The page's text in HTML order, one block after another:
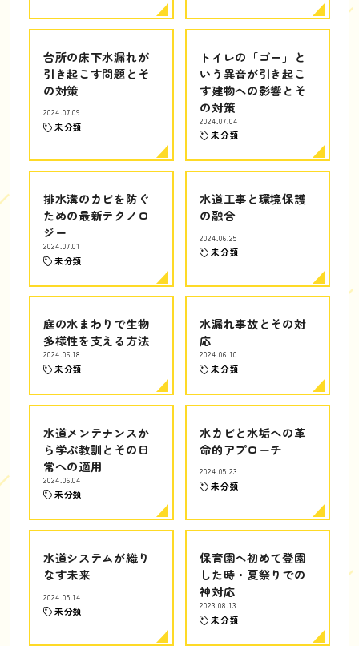
台所の床下水漏れが
引き起こす問題とそ
の対策
2024.07.09
未分類
トイレの「ゴー」と
いう異音が引き起こ
す建物への影響とそ
の対策
2024.07.04
未分類
排水溝のカビを防ぐ
ための最新テクノロ
ジー
2024.07.01
未分類
水道工事と環境保護
の融合
2024.06.25
未分類
庭の水まわりで生物
多様性を支える方法
2024.06.18
未分類
水漏れ事故とその対
応
2024.06.10
未分類
水道メンテナンスか
ら学ぶ教訓とその日
常への適用
2024.06.04
未分類
水カビと水垢への革
命的アプローチ
2024.05.23
未分類
水道システムが織り
なす未来
2024.05.14
未分類
保育園へ初めて登園
した時・夏祭りでの
神対応
2023.08.13
未分類